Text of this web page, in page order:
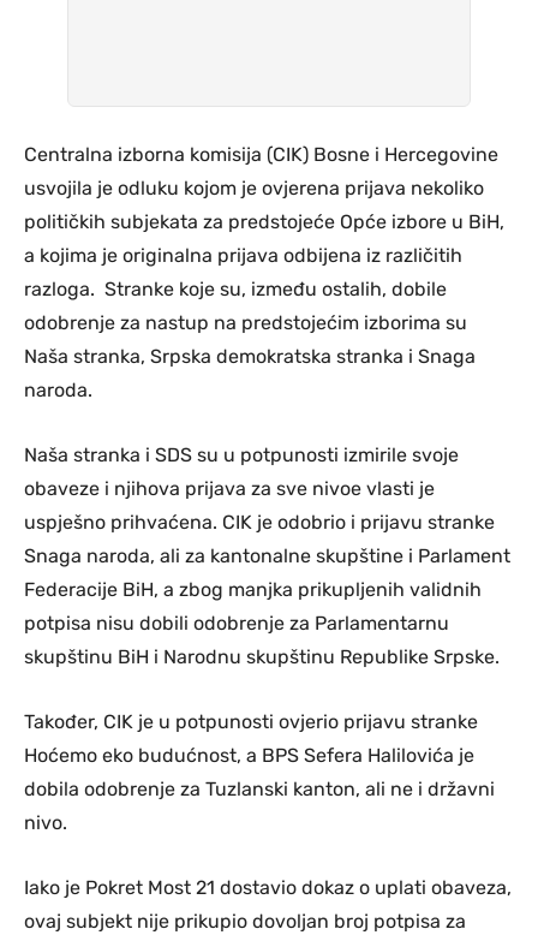
Centralna izborna komisija (CIK) Bosne i Hercegovine
usvojila je odluku kojom je ovjerena prijava nekoliko
političkih subjekata za predstojeće Opće izbore u BiH,
a kojima je originalna prijava odbijena iz različitih
razloga. Stranke koje su, između ostalih, dobile
odobrenje za nastup na predstojećim izborima su
Naša stranka, Srpska demokratska stranka i Snaga
naroda.
Naša stranka i SDS su u potpunosti izmirile svoje
obaveze i njihova prijava za sve nivoe vlasti je
uspješno prihvaćena. CIK je odobrio i prijavu stranke
Snaga naroda, ali za kantonalne skupštine i Parlament
Federacije BiH, a zbog manjka prikupljenih validnih
potpisa nisu dobili odobrenje za Parlamentarnu
skupštinu BiH i Narodnu skupštinu Republike Srpske.
Također, CIK je u potpunosti ovjerio prijavu stranke
Hoćemo eko budućnost, a BPS Sefera Halilovića je
dobila odobrenje za Tuzlanski kanton, ali ne i državni
nivo.
Iako je Pokret Most 21 dostavio dokaz o uplati obaveza,
ovaj subjekt nije prikupio dovoljan broj potpisa za